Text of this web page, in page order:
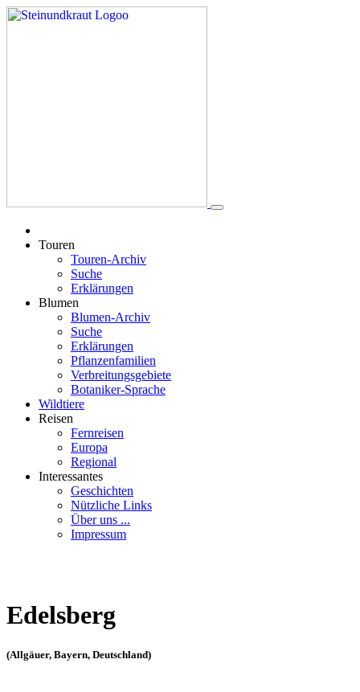
Touren
Touren-Archiv
Suche
Erklärungen
Blumen
Blumen-Archiv
Suche
Erklärungen
Pflanzenfamilien
Verbreitungsgebiete
Botaniker-Sprache
Wildtiere
Reisen
Fernreisen
Europa
Regional
Interessantes
Geschichten
Nützliche Links
Über uns ...
Impressum
Edelsberg
(Allgäuer, Bayern, Deutschland)